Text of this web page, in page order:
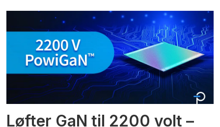
Løfter GaN til 2200 volt –